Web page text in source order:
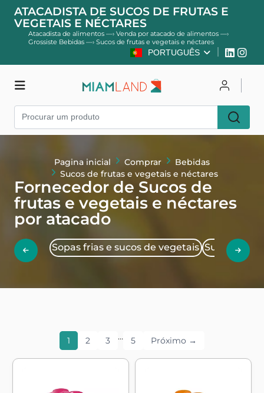
ATACADISTA DE SUCOS DE FRUTAS E
VEGETAIS E NÉCTARES
Atacadista de alimentos —› Venda por atacado de alimentos —›
Grossiste Bebidas —›Sucos de frutas e vegetais e néctares
PORTUGUÊS
Pagina inicial Comprar
Bebidas
Sucos de frutas e vegetais e néctares
Fornecedor de Sucos de
frutas e vegetais e néctares
por atacado
Sopas frias e sucos de vegetais Suco de
1 2 3 … 5 Próximo →
Comprar Entrar